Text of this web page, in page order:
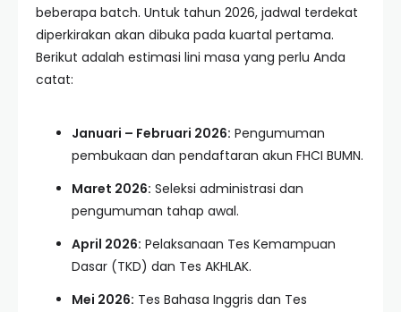
beberapa batch. Untuk tahun 2026, jadwal terdekat
diperkirakan akan dibuka pada kuartal pertama.
Berikut adalah estimasi lini masa yang perlu Anda
catat:
Januari – Februari 2026: Pengumuman
pembukaan dan pendaftaran akun FHCI BUMN.
Maret 2026: Seleksi administrasi dan
pengumuman tahap awal.
April 2026: Pelaksanaan Tes Kemampuan
Dasar (TKD) dan Tes AKHLAK.
Mei 2026: Tes Bahasa Inggris dan Tes